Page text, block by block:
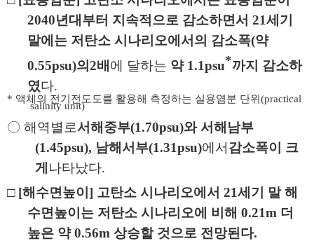
2040년대부터 지속적으로 감소하면서 21세기
말에는 저탄소 시나리오에서의 감소폭(약
0.55psu)의2배 에 달하는 약 1.1psu*까지 감소하
였다.
* 액체의 전기전도도를 활용해 측정하는 실용염분 단위 (practical
salinity unit)
〇 해역별로서해중부(1.70psu)와 서해남부
(1.45psu), 남해서부(1.31psu)에서 감소폭이 크
게 나타났다.
□ [해수면높이 ] 고탄소 시나리오에서 21세기 말 해
수면높이는 저탄소 시나리오에
비해 0.21m 더
높은 약0.56m 상승할 것으로 전망된다.